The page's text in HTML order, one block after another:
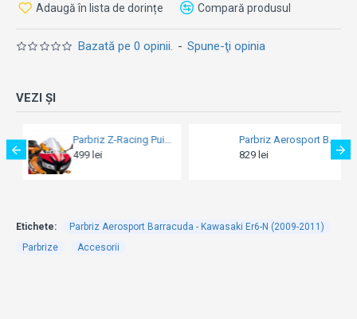
Bazată pe 0 opinii. - Spune-ţi opinia
Adaugă în lista de dorințe Compară produsul
VEZI ȘI
Parbriz Aerosport Barracuda - KTM 1290 Super Duke (2013-2016)
829 lei
Parbriz Aerosport Barracuda - Ducati Monster 696/796
729 lei
Etichete:
Parbriz Aerosport Barracuda - Kawasaki Er6-N (2009-2011)
Parbrize
Accesorii